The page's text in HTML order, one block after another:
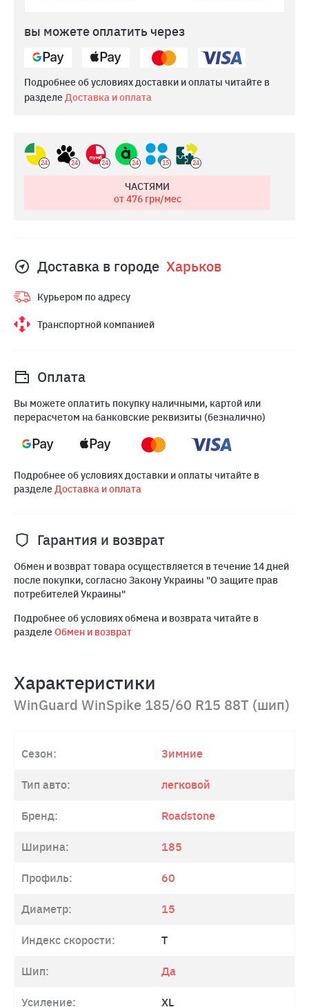
вы можете оплатить через
Подробнее об условиях доставки и оплаты читайте в
разделеДоставка и оплата
24 24 24 24 15 24
ЧАСТЯМИ
от 476грн/мес
Доставка в городе Харьков
Курьером по адресу
Транспортной компанией
Оплата
Вы можете оплатить покупку наличными, картой или
перерасчетом на банковские реквизиты (безналично)
Подробнее об условиях доставки и оплаты читайте в
разделеДоставка и оплата
Гарантия и возврат
Обмен и возврат товара осуществляется в течение 14 дней
после покупки, согласно Закону Украины "О защите прав
потребителей Украины"
Подробнее об условиях обмена и возврата читайте в
разделеОбмен и возврат
Характеристики
WinGuard WinSpike 185/60 R15 88T (шип)
Сезон: Зимние
Тип авто: легковой
Бренд: Roadstone
Ширина: 185
Профиль: 60
Диаметр: 15
Индекс скорости: T
Шип: Да
Усиление: XL